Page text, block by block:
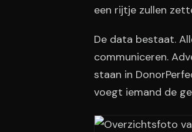
een rijtje zullen
De data bestaat.
communiceren.
staan in
voegt iemand de